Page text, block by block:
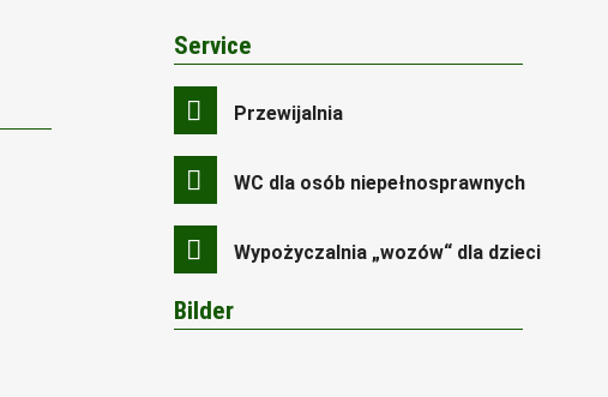
Service
Przewijalnia
WC dla osób niepełnosprawnych
Wypożyczalnia „wozów“ dla dzieci
Bilder